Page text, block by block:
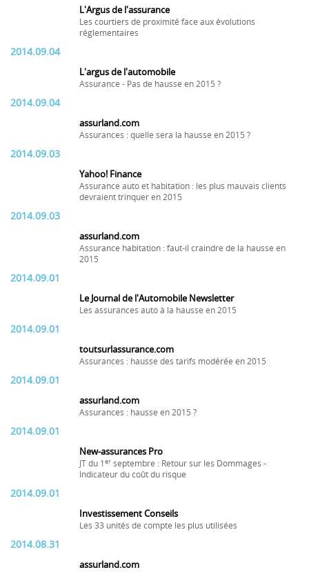
L'Argus de l'assurance
Les courtiers de proximité face aux évolutions
réglementaires
2014.09.04
L'argus de l'automobile
Assurance - Pas de hausse en 2015 ?
2014.09.04
assurland.com
Assurances : quelle sera la hausse en 2015 ?
2014.09.03
Yahoo! Finance
Assurance auto et habitation : les plus mauvais clients
devraient trinquer en 2015
2014.09.03
assurland.com
Assurance habitation : faut-il craindre de la hausse en
2015
2014.09.01
Le Journal de l'Automobile Newsletter
Les assurances auto à la hausse en 2015
2014.09.01
toutsurlassurance.com
Assurances : hausse des tarifs modérée en 2015
2014.09.01
assurland.com
Assurances : hausse en 2015 ?
2014.09.01
New-assurances Pro
JT du 1 er septembre : Retour sur les Dommages -
Indicateur du coût du risque
2014.09.01
Investissement Conseils
Les 33 unités de compte les plus utilisées
2014.08.31
assurland.com